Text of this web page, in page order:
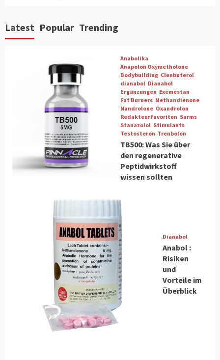
Latest Popular Trending
Anabolika
Anapolon Oxymetholone
Bodybuilding Clenbuterol
dianabol Dianabol
Ergänzungen Exemestan
Fat Burners Methandienone
Nandrolone Oxandrolon
Redakteurfavoriten Sarms
Stanazolol Stimulants
Testosteron Trenbolon
TB500: Was Sie über
den regenerative
Peptidwirkstoff
wissen sollten
Dianabol
Anabol :
Risiken
und
Vorteile im
Überblick